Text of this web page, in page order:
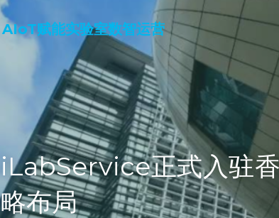
AIoT赋能实验室数智运营
iLabService正式入驻
略布局